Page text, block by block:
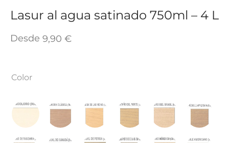
Lasur al agua satinado 750ml – 4 L
Desde 9,90 €
Color
ADHESIVOS Y COLAS
Y SUELOS
TINTES Y MANUALIDADES